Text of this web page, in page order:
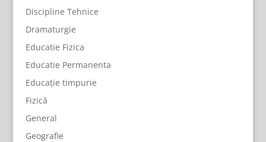
Discipline Tehnice
Dramaturgie
Educatie Fizica
Educatie Permanenta
Educație timpurie
Fizică
General
Geografie